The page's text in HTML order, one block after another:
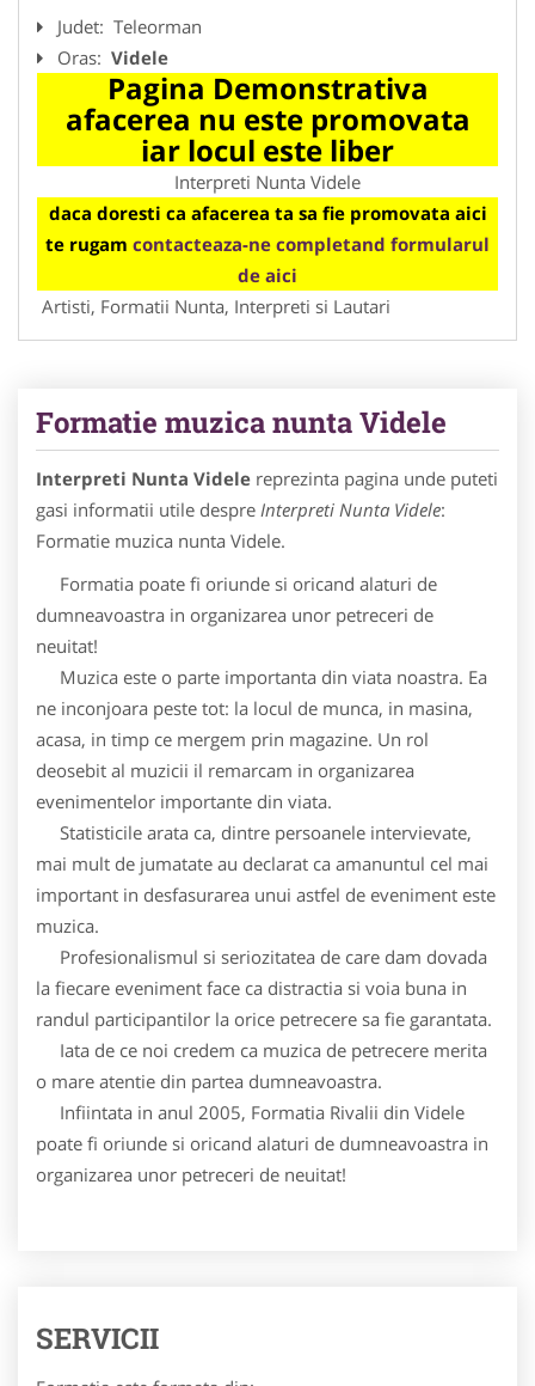
Judet: Teleorman
Oras: Videle
Pagina Demonstrativa
afacerea nu este promovata
iar locul este liber
Interpreti Nunta Videle
daca doresti ca afacerea ta sa fie promovata aici
te rugam contacteaza-ne completand formularul
de aici
Artisti, Formatii Nunta, Interpreti si Lautari
Formatie muzica nunta Videle
Interpreti Nunta Videle reprezinta pagina unde puteti
gasi informatii utile despre Interpreti Nunta Videle:
Formatie muzica nunta Videle.
Formatia poate fi oriunde si oricand alaturi de
dumneavoastra in organizarea unor petreceri de
neuitat!
Muzica este o parte importanta din viata noastra. Ea
ne inconjoara peste tot: la locul de munca, in masina,
acasa, in timp ce mergem prin magazine. Un rol
deosebit al muzicii il remarcam in organizarea
evenimentelor importante din viata.
Statisticile arata ca, dintre persoanele intervievate,
mai mult de jumatate au declarat ca amanuntul cel mai
important in desfasurarea unui astfel de eveniment este
muzica.
Profesionalismul si seriozitatea de care dam dovada
la fiecare eveniment face ca distractia si voia buna in
randul participantilor la orice petrecere sa fie garantata.
Iata de ce noi credem ca muzica de petrecere merita
o mare atentie din partea dumneavoastra.
Infiintata in anul 2005, Formatia Rivalii din Videle
poate fi oriunde si oricand alaturi de dumneavoastra in
organizarea unor petreceri de neuitat!
SERVICII